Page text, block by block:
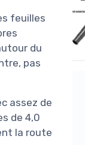
feuilles
du
pas
assez de
de 4,0
la route